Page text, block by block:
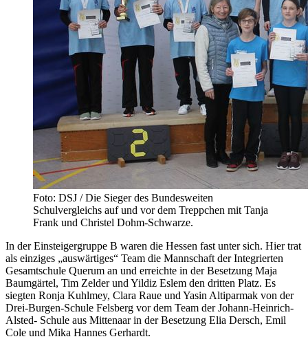
Foto: DSJ / Die Sieger des Bundesweiten
Schulvergleichs auf und vor dem Treppchen mit Tanja
Frank und Christel Dohm-Schwarze.
In der Einsteigergruppe B waren die Hessen fast unter sich. Hier trat
als einziges „auswärtiges“ Team die Mannschaft der Integrierten
Gesamtschule Querum an und erreichte in der Besetzung Maja
Baumgärtel, Tim Zelder und Yildiz Eslem den dritten Platz. Es
siegten Ronja Kuhlmey, Clara Raue und Yasin Altiparmak von der
Drei-Burgen-Schule Felsberg vor dem Team der Johann-Heinrich-
Alsted- Schule aus Mittenaar in der Besetzung Elia Dersch, Emil
Cole und Mika Hannes Gerhardt.